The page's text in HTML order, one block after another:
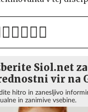
Siol.net
vir na
hitro in zanesljivo
in zanimive vsebine.